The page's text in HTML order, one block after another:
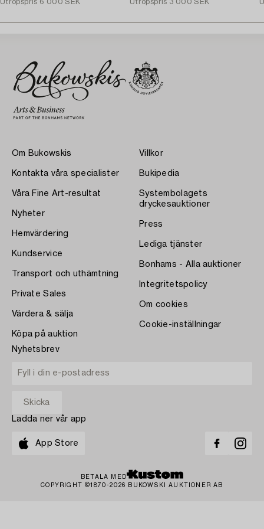
Utropspris 6 000 SEK
Utropspris 3 000 SEK
Om Bukowskis
Kontakta våra specialister
Våra Fine Art-resultat
Nyheter
Hemvärdering
Kundservice
Transport och uthämtning
Private Sales
Värdera & sälja
Köpa på auktion
Villkor
Bukipedia
Systembolagets
dryckesauktioner
Press
Lediga tjänster
Bonhams - Alla auktioner
Integritetspolicy
Om cookies
Cookie-inställningar
Nyhetsbrev
Ladda ner vår app
App Store
BETALA MED
COPYRIGHT ©1870-2026 BUKOWSKI AUKTIONER AB